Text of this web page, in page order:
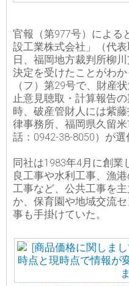
官報（第977号）による
設工業株式会社」（代
日、福岡地方裁判所柳
決定を受けたことがわ
（フ）第29号で、財産
止意見聴取・計算報告
時、破産管財人には紫
律事務所、福岡県久留
話：0942-38-8050）が選
同社は1983年4月に創
良工事や水利工事、漁
工事など、公共工事を
か、保育園や地域交流
事も手掛けていた。